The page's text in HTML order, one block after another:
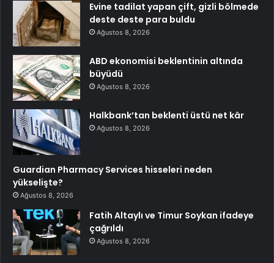
Evine tadilat yapan çift, gizli bölmede
deste deste para buldu
Ağustos 8, 2026
ABD ekonomisi beklentinin altında
büyüdü
Ağustos 8, 2026
Halkbank’tan beklenti üstü net kâr
Ağustos 8, 2026
Guardian Pharmacy Services hisseleri neden
yükselişte?
Ağustos 8, 2026
Fatih Altaylı ve Timur Soykan ifadeye
çağrıldı
Ağustos 8, 2026